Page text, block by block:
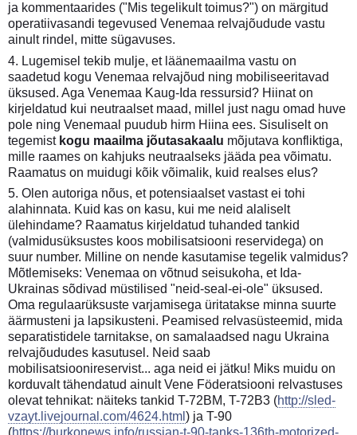
ja kommentaarides ("Mis tegelikult toimus?") on märgitud
operatiivasandi tegevused Venemaa relvajõudude vastu
ainult rindel, mitte sügavuses.
4. Lugemisel tekib mulje, et läänemaailma vastu on
saadetud kogu Venemaa relvajõud ning mobiliseeritavad
üksused. Aga Venemaa Kaug-Ida ressursid? Hiinat on
kirjeldatud kui neutraalset maad, millel just nagu omad huve
pole ning Venemaal puudub hirm Hiina ees. Sisuliselt on
tegemist kogu maailma jõutasakaalu mõjutava konfliktiga,
mille raames on kahjuks neutraalseks jääda pea võimatu.
Raamatus on muidugi kõik võimalik, kuid realses elus?
5. Olen autoriga nõus, et potensiaalset vastast ei tohi
alahinnata. Kuid kas on kasu, kui me neid alaliselt
ülehindame? Raamatus kirjeldatud tuhanded tankid
(valmidusüksustes koos mobilisatsiooni reservidega) on
suur number. Milline on nende kasutamise tegelik valmidus?
Mõtlemiseks: Venemaa on võtnud seisukoha, et Ida-
Ukrainas sõdivad müstilised "neid-seal-ei-ole" üksused.
Oma regulaarüksuste varjamisega üritatakse minna suurte
äärmusteni ja lapsikusteni. Peamised relvasüsteemid, mida
separatistidele tarnitakse, on samalaadsed nagu Ukraina
relvajõududes kasutusel. Neid saab
mobilisatsioonireservist... aga neid ei jätku! Miks muidu on
korduvalt tähendatud ainult Vene Föderatsiooni relvastuses
olevat tehnikat: näiteks tankid T-72BM, T-72B3 (http://sled-
vzayt.livejournal.com/4624.html ) ja T-90
(https://burkonews.info/russian-t-90-tanks-136th-motorized-